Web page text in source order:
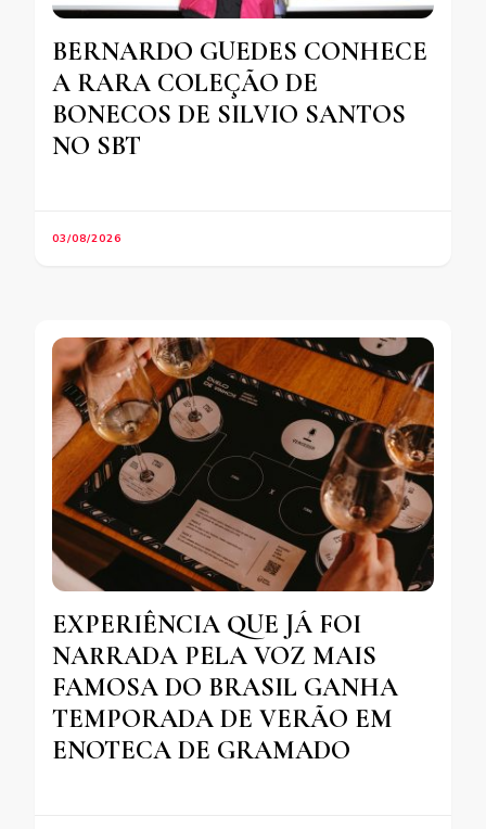
BERNARDO GUEDES CONHECE
A RARA COLEÇÃO DE
BONECOS DE SILVIO SANTOS
NO SBT
03/08/2026
EXPERIÊNCIA QUE JÁ FOI
NARRADA PELA VOZ MAIS
FAMOSA DO BRASIL GANHA
TEMPORADA DE VERÃO EM
ENOTECA DE GRAMADO